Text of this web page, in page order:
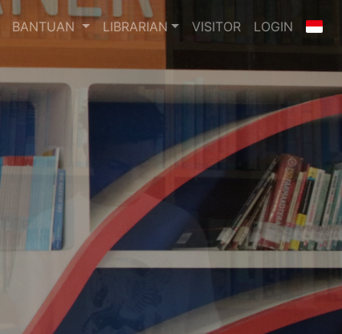
BANTUAN LIBRARIAN VISITOR LOGIN